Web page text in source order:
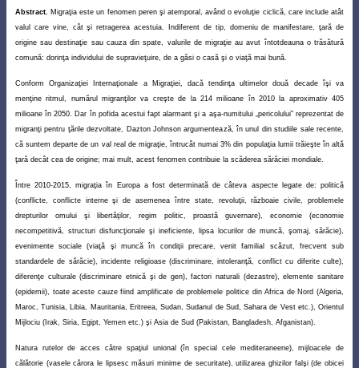
Abstract. Migraţia este un fenomen peren şi atemporal, având o evoluţie ciclică, care include atât
valul care vine, cât şi retragerea acestuia. Indiferent de tip, domeniu de manifestare, ţară de
origine sau destinaţie sau cauza din spate, valurile de migraţie au avut întotdeauna o trăsătură
comună: dorinţa individului de supravieţuire, de a găsi o casă şi o viaţă mai bună.
Conform Organizaţiei Internaţionale a Migraţiei, dacă tendinţa ultimelor două decade îşi va
menţine ritmul, numărul migranţilor va creşte de la 214 milioane în 2010 la aproximativ 405
milioane în 2050. Dar în pofida acestui fapt alarmant şi a aşa-numitului „pericolului” reprezentat de
migranţi pentru ţările dezvoltate, Dazton Johnson argumentează, în unul din studiile sale recente,
că suntem departe de un val real de migraţie, întrucât numai 3% din populaţia lumii trăieşte în altă
ţară decât cea de origine; mai mult, acest fenomen contribuie la scăderea sărăciei mondiale.
Între 2010-2015, migraţia în Europa a fost determinată de câteva aspecte legate de: politică
(conflicte, conflicte interne şi de asemenea între state, revoluţii, războaie civile, problemele
drepturilor omului şi libertăţilor, regim politic, proastă guvernare), economie (economie
necompetitivă, structuri disfuncţionale şi ineficiente, lipsa locurilor de muncă, şomaj, sărăcie),
evenimente sociale (viaţă şi muncă în condiţii precare, venit familial scăzut, frecvent sub
standardele de sărăcie), incidente religioase (discriminare, intoleranţă, conflict cu diferite culte),
diferenţe culturale (discriminare etnică şi de gen), factori naturali (dezastre), elemente sanitare
(epidemii), toate aceste cauze fiind amplificate de problemele politice din Africa de Nord(Algeria,
Maroc, Tunisia, Libia, Mauritania, Eritreea, Sudan, Sudanul de Sud, Sahara de Vest etc.), Orientul
Mijlociu (Irak, Siria, Egipt, Yemen etc.) şi Asia de Sud (Pakistan, Bangladesh, Afganistan).
Natura rutelor de acces către spaţiul unional (în special cele mediteraneene), mijloacele de
călătorie (vasele cărora le lipsesc măsuri minime de securitate), utilizarea ghizilor falşi (de obicei